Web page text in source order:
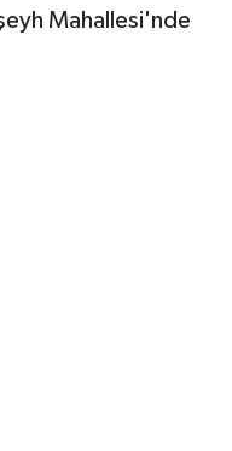
Mahallesi'nde